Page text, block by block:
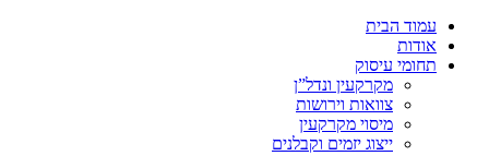
עמוד הבית
אודות
תחומי עיסוק
מקרקעין ונדל”ן
צוואות וירושות
מיסוי מקרקעין
ייצוג יזמים וקבלנים